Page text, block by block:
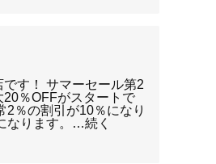
す！ サマーセール第2
％OFFがスタートで
2％の割引が10％になり
なります。…続く